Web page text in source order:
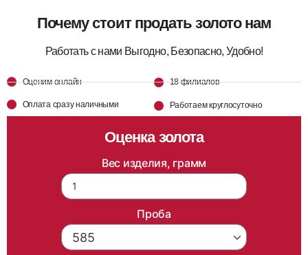
Почему стоит продать золото нам
Работать с нами Выгодно, Безопасно, Удобно!
Оценим онлайн
Оплата сразу наличными
18 филиалов
Работаем круглосуточно
Оценка золота
Вес изделия, грамм
Проба